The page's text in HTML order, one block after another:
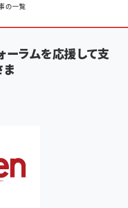
の一覧
ーラムを応援して支
ま